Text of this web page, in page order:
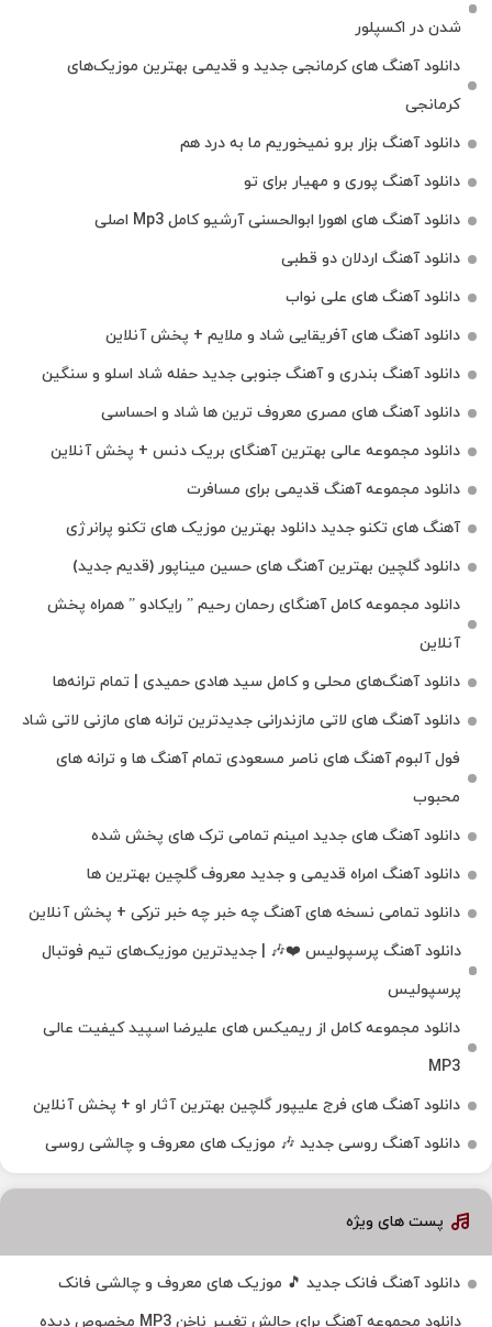
شدن در اکسپلور
دانلود آهنگ‌ های کرمانجی جدید و قدیمی بهترین موزیک‌های
کرمانجی
دانلود آهنگ بزار برو نمیخوریم ما به درد هم
دانلود آهنگ پوری و مهیار برای تو
دانلود آهنگ های اهورا ابوالحسنی آرشیو کامل Mp3 اصلی
دانلود آهنگ اردلان دو قطبی
دانلود آهنگ های علی نواب
دانلود آهنگ های آفریقایی شاد و ملایم + پخش آنلاین
دانلود آهنگ بندری و آهنگ جنوبی جدید حفله شاد اسلو و سنگین
دانلود آهنگ های مصری معروف ترین ها شاد و احساسی
دانلود مجموعه عالی بهترین آهنگای بریک دنس + پخش آنلاین
دانلود مجموعه آهنگ قدیمی برای مسافرت
آهنگ های تکنو جدید دانلود بهترین موزیک های تکنو پرانرژی
دانلود گلچین بهترین آهنگ های حسین میناپور (قدیم جدید)
دانلود مجموعه کامل آهنگای رحمان رحیم ” رایکادو ” همراه پخش
آنلاین
دانلود آهنگ‌های محلی و کامل سید هادی حمیدی | تمام ترانه‌ها
دانلود آهنگ‌ های لاتی مازندرانی جدیدترین ترانه های مازنی لاتی شاد
فول آلبوم آهنگ‌ های ناصر مسعودی تمام آهنگ‌ ها و ترانه‌ های
محبوب
دانلود آهنگ های جدید امینم تمامی ترک های پخش شده
دانلود آهنگ امراه قدیمی و جدید معروف گلچین بهترین ها
دانلود تمامی نسخه های آهنگ چه خبر چه خبر ترکی + پخش آنلاین
دانلود آهنگ پرسپولیس ❤️🎶 | جدیدترین موزیک‌های تیم فوتبال
پرسپولیس
دانلود مجموعه کامل از ریمیکس های علیرضا اسپید کیفیت عالی
MP3
دانلود آهنگ های فرج علیپور گلچین بهترین آثار او + پخش آنلاین
دانلود آهنگ روسی جدید 🎶 موزیک‌ های معروف و چالشی روسی
پست های ویژه
دانلود آهنگ فانک جدید 🎵 موزیک‌ های معروف و چالشی فانک
دانلود مجموعه آهنگ برای چالش تغییر ناخن MP3 مخصوص دیده